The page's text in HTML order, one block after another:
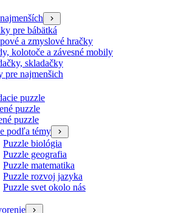
pre bábätká
a zmyslové hračky
kolotoče a závesné mobily
skladačky
pre najmenšich
puzzle
puzzle
puzzle
podľa témy
Puzzle biológia
Puzzle geografia
Puzzle matematika
Puzzle rozvoj jazyka
Puzzle svet okolo nás